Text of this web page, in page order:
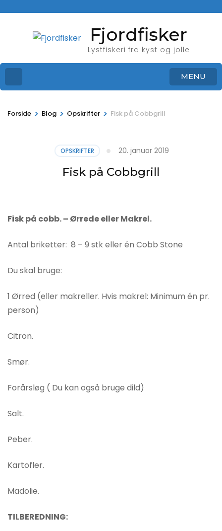
Fjordfisker
Lystfiskeri fra kyst og jolle
MENU
Forside > Blog > Opskrifter > Fisk på Cobbgrill
OPSKRIFTER 20. januar 2019
Fisk på Cobbgrill
Fisk på cobb. – Ørrede eller Makrel.
Antal briketter: 8 – 9 stk eller én Cobb Stone
Du skal bruge:
1 Ørred (eller makreller. Hvis makrel: Minimum én pr.
person)
Citron.
Smør.
Forårsløg ( Du kan også bruge dild)
Salt.
Peber.
Kartofler.
Madolie.
TILBEREDNING: